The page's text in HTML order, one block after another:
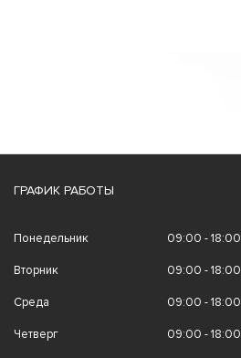
ГРАФИК РАБОТЫ
Понедельник 09:00 - 18:00
Вторник 09:00 - 18:00
Среда 09:00 - 18:00
Четверг 09:00 - 18:00